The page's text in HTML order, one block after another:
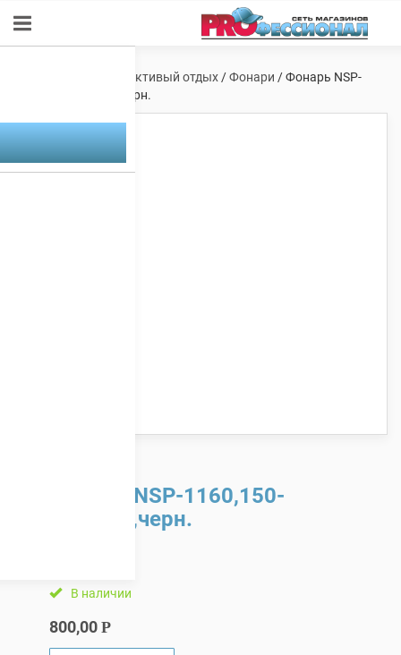
Туризм и активый отдых /Фонари / Фонарь NSP-
1160,150-120люм,черн.
Фонарь NSP-1160,150-
120люм,черн.
В наличии
800,00 Р